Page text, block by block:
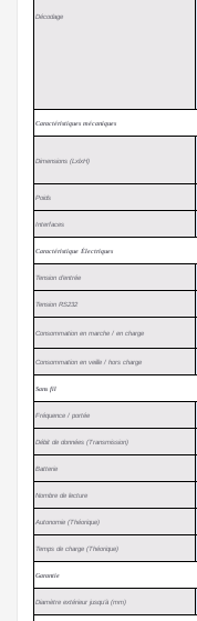
Décodage
Caractéristiques mécaniques
Dimensions (LxlxH)
Poids
Interfaces
Caractéristique Électriques
Tension d’entrée
Tension RS232
Consommation en marche / en charge
Consommation en veille / hors charge
Sans fil
Fréquence / portée
Débit de données (Transmission)
Batterie
Nombre de lecture
Autonomie (Théorique)
Temps de charge (Théorique)
Garantie
Diamètre extérieur jusqu’à (mm)